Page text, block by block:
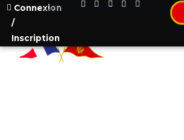
Connexion
/
Inscription
[wpml_language_selector_widget]